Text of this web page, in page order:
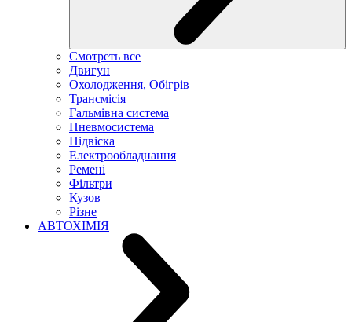
Смотреть все
Двигун
Охолодження, Обігрів
Трансмісія
Гальмівна система
Пневмосистема
Підвіска
Електрообладнання
Ремені
Фільтри
Кузов
Різне
АВТОХІМІЯ